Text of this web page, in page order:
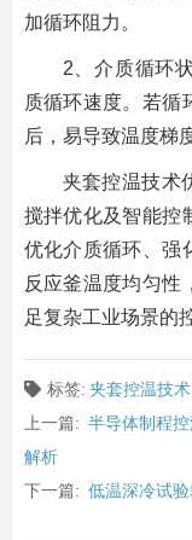
加循环阻力。
2、介质循环
质循环速度。若循
后，易导致温度梯
夹套控温技术
搅拌优化及智能控
优化介质循环、强
反应釜温度均匀性
足复杂工业场景的
标签: 夹套控温技术
上一篇: 半导体制程
解析
下一篇: 低温深冷试